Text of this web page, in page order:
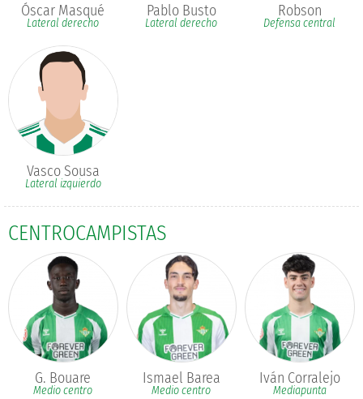
Óscar Masqué
Lateral derecho
Pablo Busto
Lateral derecho
Robson
Defensa central
Vasco Sousa
Lateral izquierdo
CENTROCAMPISTAS
G. Bouare
Medio centro
Ismael Barea
Medio centro
Iván Corralejo
Mediapunta